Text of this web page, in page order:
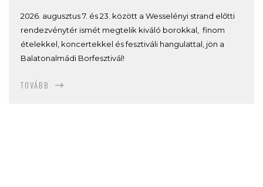
2026. augusztus 7. és 23. között a Wesselényi strand előtti
rendezvénytér ismét megtelik kiváló borokkal, finom
ételekkel, koncertekkel és fesztiváli hangulattal, jön a
Balatonalmádi Borfesztivál!
TOVÁBB